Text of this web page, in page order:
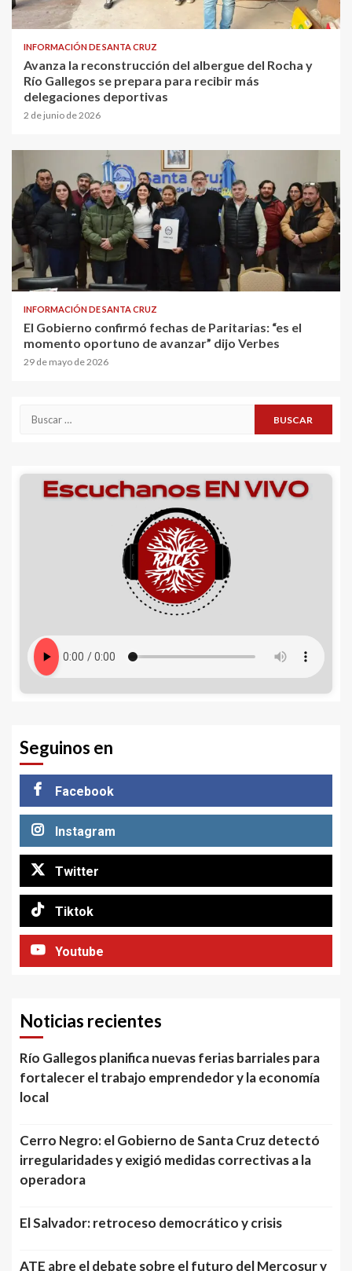
INFORMACIÓN DE SANTA CRUZ
Avanza la reconstrucción del albergue del Rocha y
Río Gallegos se prepara para recibir más
delegaciones deportivas
2 de junio de 2026
INFORMACIÓN DE SANTA CRUZ
El Gobierno confirmó fechas de Paritarias: “es el
momento oportuno de avanzar” dijo Verbes
29 de mayo de 2026
Buscar:
Seguinos en
Facebook
Instagram
Twitter
Tiktok
Youtube
Noticias recientes
Río Gallegos planifica nuevas ferias barriales para
fortalecer el trabajo emprendedor y la economía
local
Cerro Negro: el Gobierno de Santa Cruz detectó
irregularidades y exigió medidas correctivas a la
operadora
El Salvador: retroceso democrático y crisis
ATE abre el debate sobre el futuro del Mercosur y